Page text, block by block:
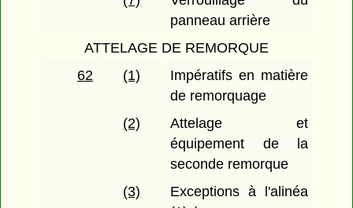
panneau arrière
ATTELAGE DE REMORQUE
62
(1)
Impératifs en matière
de remorquage
(2)
Attelage et
équipement de la
seconde remorque
(3)
Exceptions à l'alinéa